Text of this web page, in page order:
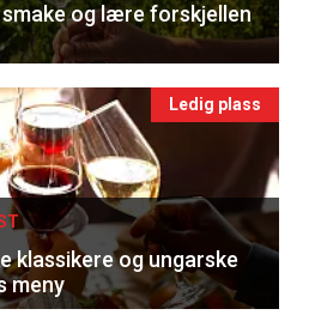
og lære forskjellen
Ledig plass
klassikere og ungarske
meny